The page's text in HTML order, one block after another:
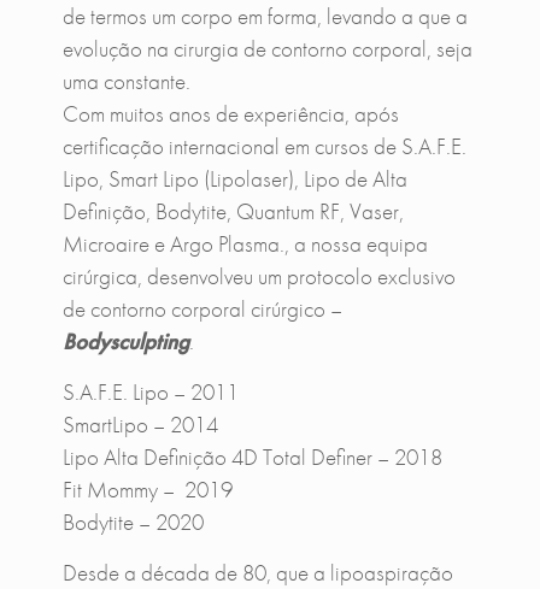
de termos um corpo em forma, levando a que a
evolução na cirurgia de contorno corporal, seja
uma constante.
Com muitos anos de experiência, após
certificação internacional em cursos de S.A.F.E.
Lipo, Smart Lipo (Lipolaser), Lipo de Alta
Definição, Bodytite, Quantum RF, Vaser,
Microaire e Argo Plasma., a nossa equipa
cirúrgica, desenvolveu um protocolo exclusivo
de contorno corporal cirúrgico –
Bodysculpting.
S.A.F.E. Lipo – 2011
SmartLipo – 2014
Lipo Alta Definição 4D Total Definer – 2018
Fit Mommy – 2019
Bodytite – 2020
Desde a década de 80, que a lipoaspiração